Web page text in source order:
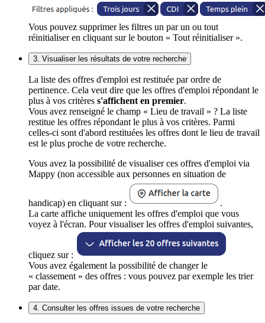
Vous pouvez supprimer les filtres un par un ou tout
réinitialiser en cliquant sur le bouton « Tout réinitialiser ».
3. Visualiser les résultats de votre recherche
La liste des offres d'emploi est restituée par ordre de
pertinence. Cela veut dire que les offres d'emploi répondant le
plus à vos critères s'affichent en premier.
Vous avez renseigné le champ « Lieu de travail » ? La liste
restitue les offres répondant le plus à vos critères. Parmi
celles-ci sont d'abord restituées les offres dont le lieu de travail
est le plus proche de votre recherche.
Vous avez la possibilité de visualiser ces offres d'emploi via
Mappy (non accessible aux personnes en situation de
handicap) en cliquant sur :
.
La carte affiche uniquement les offres d'emploi que vous
voyez à l'écran. Pour visualiser les offres d'emploi suivantes,
cliquez sur :
Vous avez également la possibilité de changer le
« classement » des offres : vous pouvez par exemple les trier
par date.
4. Consulter les offres issues de votre recherche